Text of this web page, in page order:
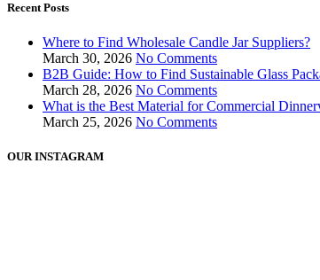
Recent Posts
Where to Find Wholesale Candle Jar Suppliers?
March 30, 2026 No Comments
B2B Guide: How to Find Sustainable Glass
March 28, 2026 No Comments
What is the Best Material for Commercial
March 25, 2026 No Comments
OUR INSTAGRAM